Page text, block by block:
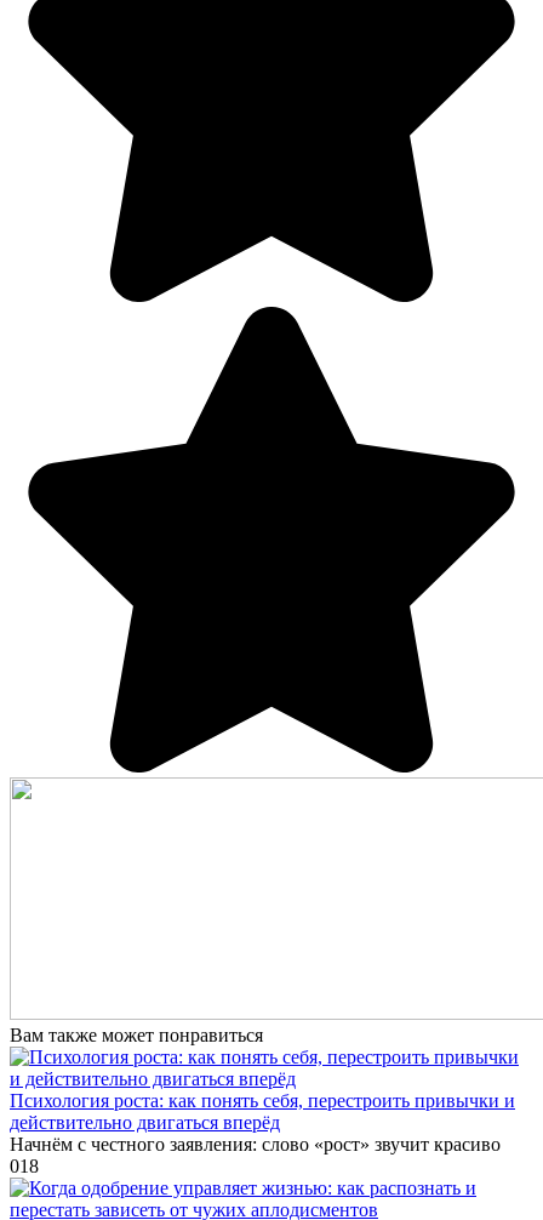
Вам также может понравиться
Психология роста: как понять себя, перестроить привычки и
действительно двигаться вперёд
Начнём с честного заявления: слово «рост» звучит красиво
018